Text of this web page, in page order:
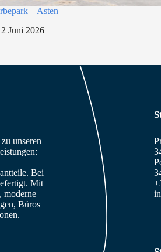
– Asten
2 Juni 2026
unseren
Bei
Mit
moderne
Büros